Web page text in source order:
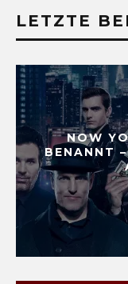
LETZTE
NOW
BENANNT